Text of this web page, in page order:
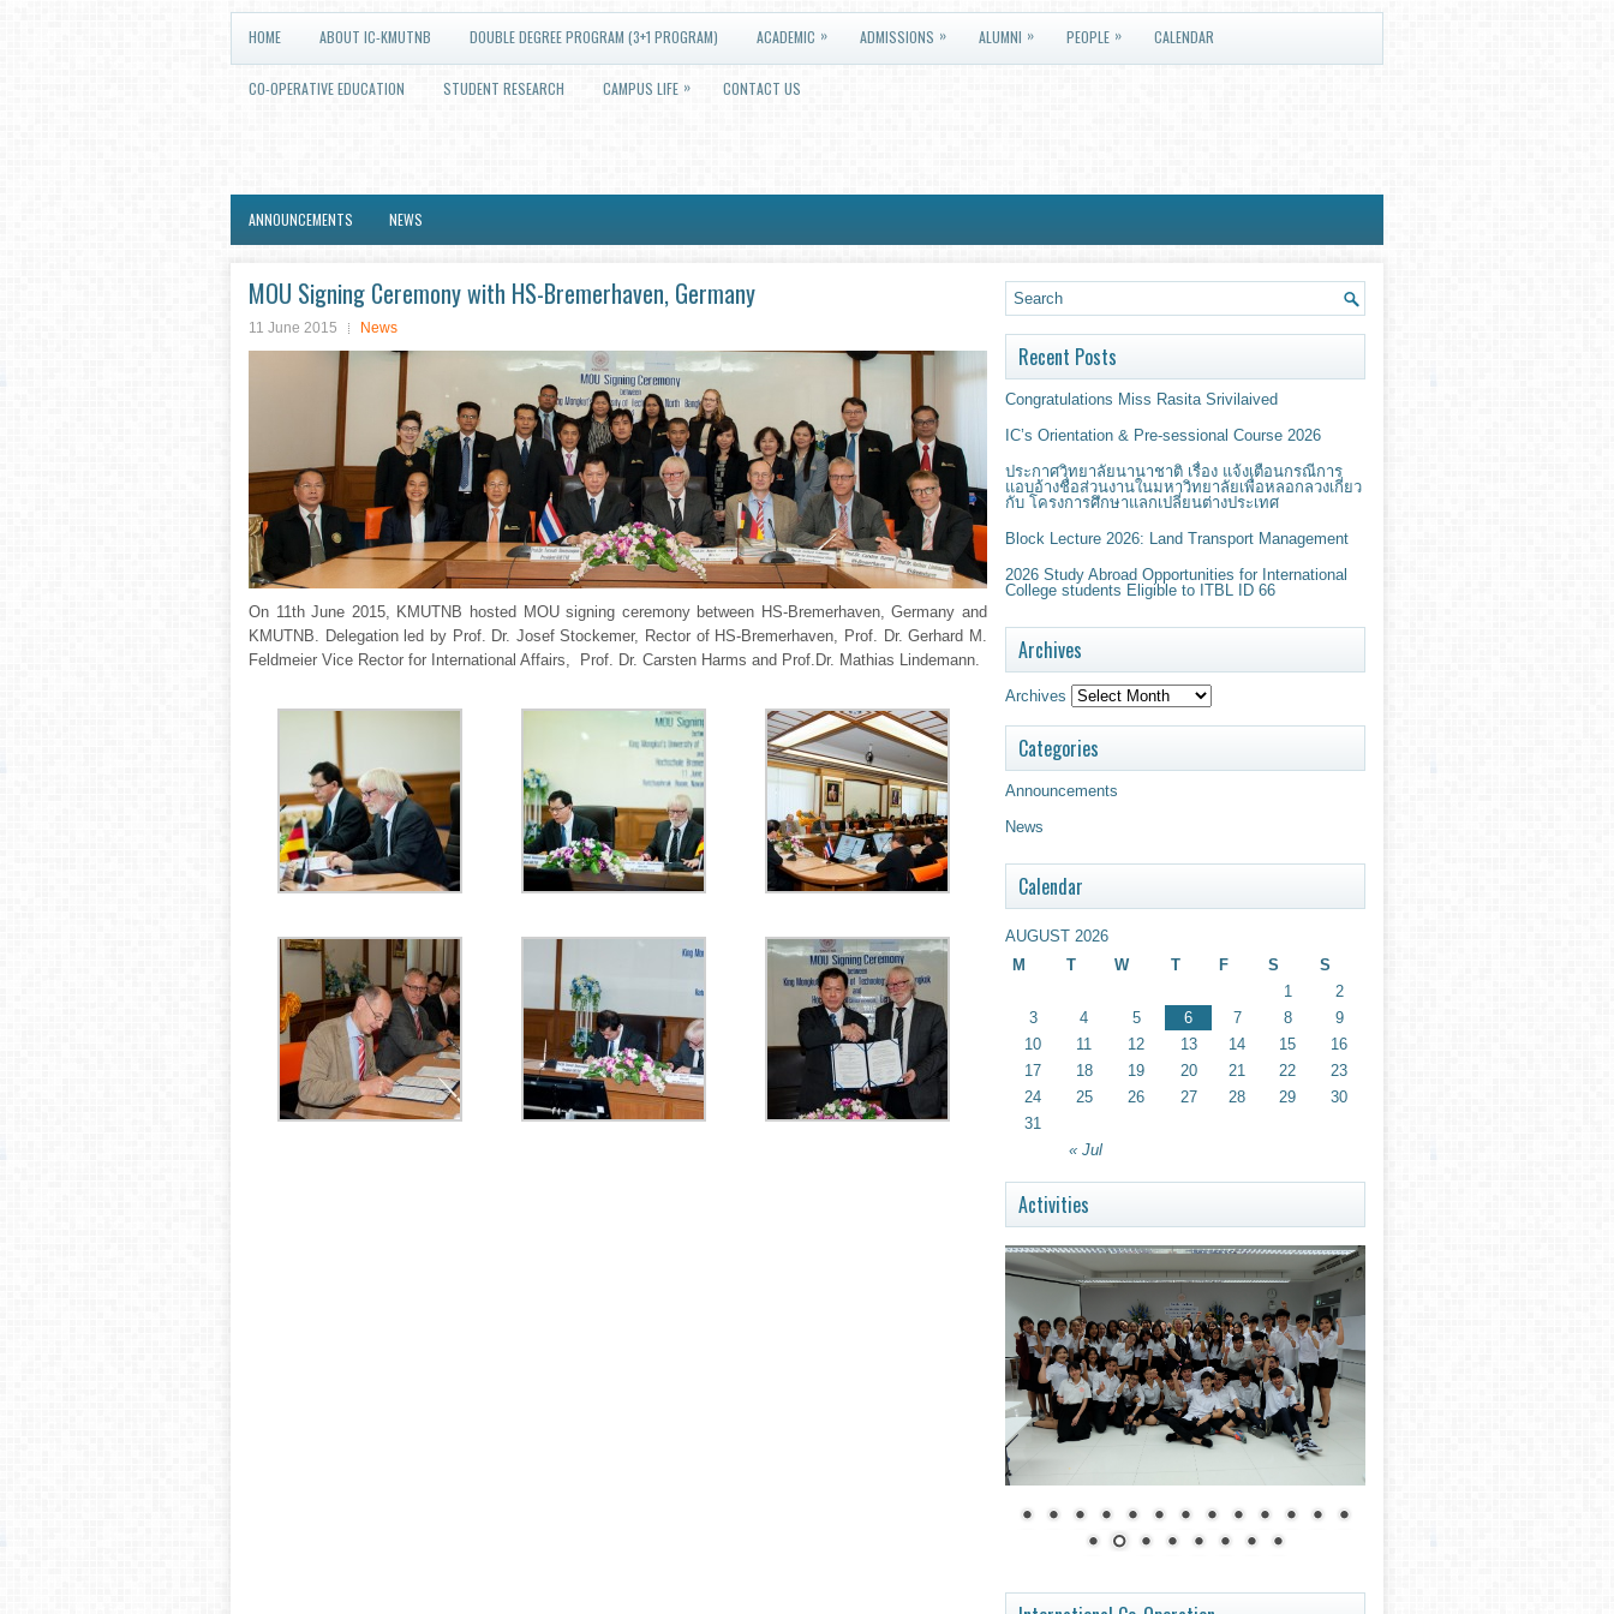
HOME ABOUT IC-KMUTNB DOUBLE DEGREE PROGRAM (3+1 PROGRAM) ACADEMIC » ADMISSIONS » ALUMNI » PEOPLE » CALENDAR
CO-OPERATIVE EDUCATION STUDENT RESEARCH CAMPUS LIFE » CONTACT US
ANNOUNCEMENTS NEWS
MOU Signing Ceremony with HS-Bremerhaven, Germany
11 June 2015 News
On 11th June 2015, KMUTNB hosted MOU signing ceremony between HS-Bremerhaven, Germany and
KMUTNB. Delegation led by Prof. Dr. Josef Stockemer, Rector of HS-Bremerhaven, Prof. Dr. Gerhard M.
Feldmeier Vice Rector for International Affairs, Prof. Dr. Carsten Harms and Prof.Dr. Mathias Lindemann.
Recent Posts
Congratulations Miss Rasita Srivilaived
IC’s Orientation & Pre-sessional Course 2026
ประกาศวิทยาลัยนานาชาติ เรื่อง แจ้งเตือนกรณีการ
แอบอ้างชื่อส่วนงานในมหาวิทยาลัยเพื่อหลอกลวงเกี่ยว
กับ โครงการศึกษาแลกเปลี่ยนต่างประเทศ
Block Lecture 2026: Land Transport Management
2026 Study Abroad Opportunities for International
College students Eligible to ITBL ID 66
Archives
Archives
Categories
Announcements
News
Calendar
AUGUST 2026
M
T W T F S S
« Jul
1
2
3
4 5 6 7 8
9
10
11 12 13 14 15
16
17
18 19 20 21 22
23
24
25 26 27 28 29
30
31
Activities